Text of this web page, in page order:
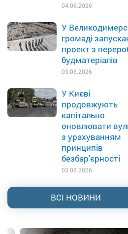
04.08.2026
У
громаді
проект з
будматеріалів
03.08.2026
У Києві
продовжують
капітально
оновлювати
з урахуванням
принципів
безбар'єрності
03.08.2026
ВСІ НОВИНИ